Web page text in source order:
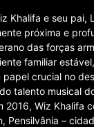
Khalifa e seu pai,
próxima e
das forças
familiar
papel crucial no
talento musical
2016, Wiz Khalifa
Pensilvânia –